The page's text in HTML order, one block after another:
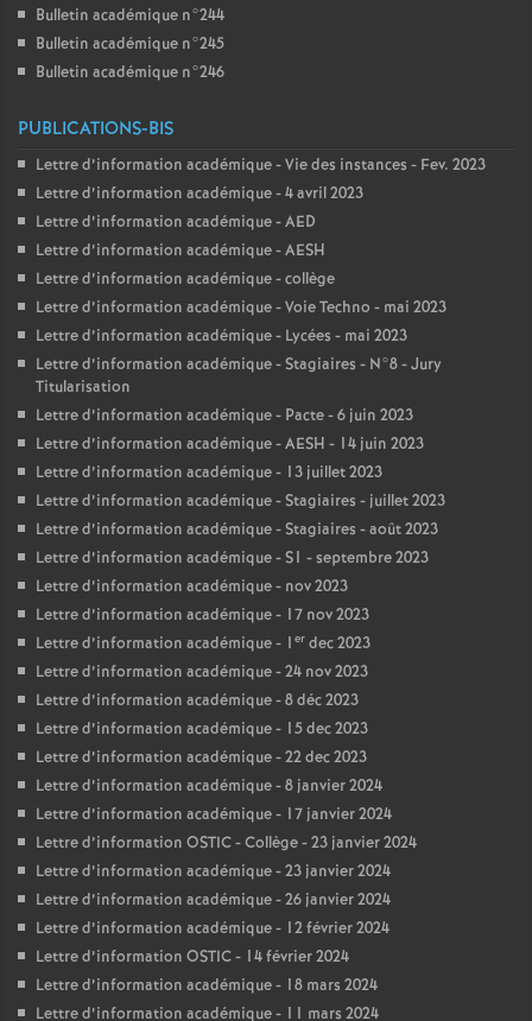
Bulletin académique n°244
Bulletin académique n°245
Bulletin académique n°246
PUBLICATIONS-BIS
Lettre d’information académique - Vie des instances - Fev. 2023
Lettre d’information académique - 4 avril 2023
Lettre d’information académique - AED
Lettre d’information académique - AESH
Lettre d’information académique - collège
Lettre d’information académique - Voie Techno - mai 2023
Lettre d’information académique - Lycées - mai 2023
Lettre d’information académique - Stagiaires - N°8 - Jury
Titularisation
Lettre d’information académique - Pacte - 6 juin 2023
Lettre d’information académique - AESH - 14 juin 2023
Lettre d’information académique - 13 juillet 2023
Lettre d’information académique - Stagiaires - juillet 2023
Lettre d’information académique - Stagiaires - août 2023
Lettre d’information académique - S1 - septembre 2023
Lettre d’information académique - nov 2023
Lettre d’information académique - 17 nov 2023
Lettre d’information académique - 1 er dec 2023
Lettre d’information académique - 24 nov 2023
Lettre d’information académique - 8 déc 2023
Lettre d’information académique - 15 dec 2023
Lettre d’information académique - 22 dec 2023
Lettre d’information académique - 8 janvier 2024
Lettre d’information académique - 17 janvier 2024
Lettre d’information OSTIC - Collège - 23 janvier 2024
Lettre d’information académique - 23 janvier 2024
Lettre d’information académique - 26 janvier 2024
Lettre d’information académique - 12 février 2024
Lettre d’information OSTIC - 14 février 2024
Lettre d’information académique - 18 mars 2024
Lettre d’information académique - 11 mars 2024